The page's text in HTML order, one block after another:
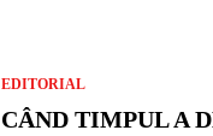
EDITORIAL
CÂND TIMPUL A